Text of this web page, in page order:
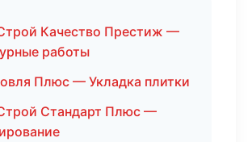
Качество Престиж —
работы
Плюс — Укладка плитки
Стандарт Плюс —